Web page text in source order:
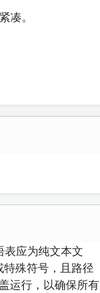
凑。
表应为纯文本文
殊符号，且路径
运行，以确保所有